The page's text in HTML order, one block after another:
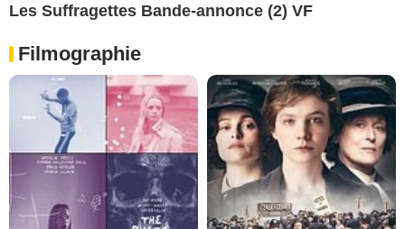
Les Suffragettes Bande-annonce (2) VF
Filmographie